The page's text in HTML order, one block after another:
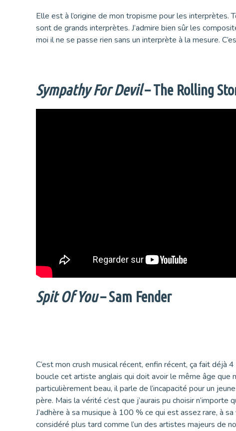
Elle est à l’origine de mon tropisme pour les interprètes.
sont de grands interprètes. J’admire bien sûr les
moi il ne se passe rien sans un interprète à la mesure.
Sympathy For Devil– The Rolling
Spit Of You– Sam Fender
C’est mon crush musical récent, enfin récent, ça fait déjà
boucle cet artiste anglais qui doit avoir le même âge que
particulièrement beau, il parle de l’incapacité pour un
père. Mais la vérité c’est que j’aurais pu choisir n’importe
J’adhère à sa musique à 100 % ce qui est assez rare, à sa
considéré plus tard comme l’un des artistes majeurs de